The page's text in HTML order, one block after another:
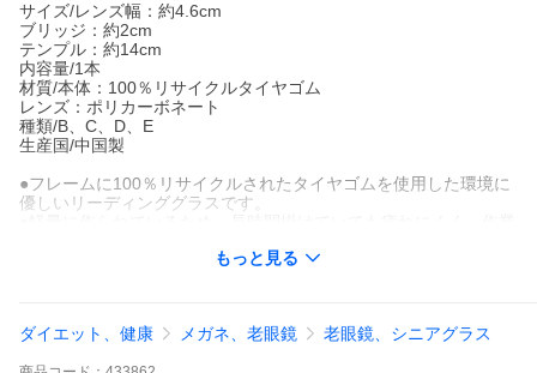
サイズ/レンズ幅：約4.6cm
ブリッジ：約2cm
テンプル：約14cm
内容量/1本
材質/本体：100％リサイクルタイヤゴム
レンズ：ポリカーボネート
種類/B、C、D、E
生産国/中国製
●フレームに100％リサイクルされたタイヤゴムを使用した環境に
優しいリーディンググラスです。
●ポリカーボネート製のレンズで、厚み約1mmと非常に薄く軽量
●ブルーライトカットフィルターがかかっているので、目の負担を
もっと見る
ダイエット、健康 メガネ、老眼鏡 老眼鏡、シニアグラス